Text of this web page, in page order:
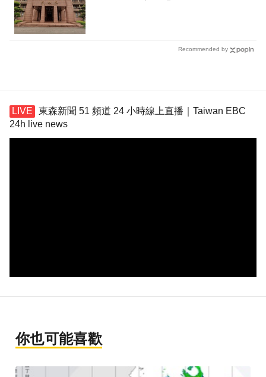
Recommended by
東森新聞 51 頻道 24 小時線上直播｜Taiwan EBC
24h live news
你也可能喜歡